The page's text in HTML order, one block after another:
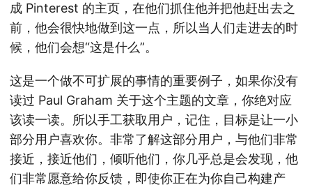
成 Pinterest 的主页，在他们抓住他并把他赶出去之
前，他会很快地做到这一点，所以当人们走进去的时
候，他们会想“这是什么”。
这是一个做不可扩展的事情的重要例子，如果你没有
读过 Paul Graham 关于这个主题的文章，你绝对应
该读一读。所以手工获取用户，记住，目标是让一小
部分用户喜欢你。非常了解这部分用户，与他们非常
接近，接近他们，倾听他们，你几乎总是会发现，他
们非常愿意给你反馈，即使你正在为你自己构建产